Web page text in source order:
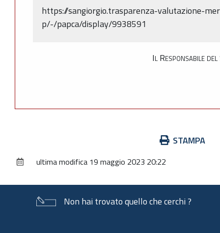
https://sangiorgio.trasparenza-valutazione-
p/-/papca/display/9938591
Il Responsabile
documento
STAMPA
ultima modifica 19 maggio 2023 20:22
Non hai trovato quello che cerchi ?